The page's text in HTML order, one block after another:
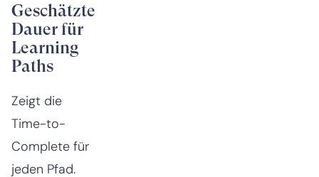
Geschätzte
Dauer für
Learning
Paths
Zeigt die
Time-to-
Complete für
jeden Pfad.